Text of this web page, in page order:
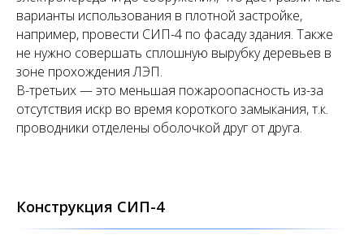
варианты использования в плотной застройке,
например, провести СИП-4 по фасаду здания. Также
не нужно совершать сплошную вырубку деревьев в
зоне прохождения ЛЭП.
В-третьих — это меньшая пожароопасность из-за
отсутствия искр во время короткого замыкания, т.к.
проводники отделены оболочкой друг от друга.
Конструкция СИП-4